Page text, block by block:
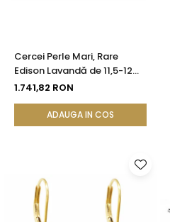
Cercei Perle Mari, Rare
Edison Lavandă de 11,5-12
mm și Aur Galben 14K |
1.741,82 RON
ADAUGA IN COS